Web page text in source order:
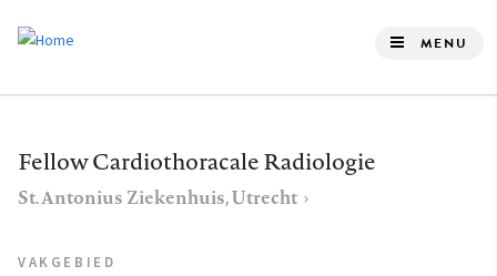
de
gaan
MENU
Fellow Cardiothoracale Radiologie
St. Antonius Ziekenhuis, Utrecht
VAKGEBIED